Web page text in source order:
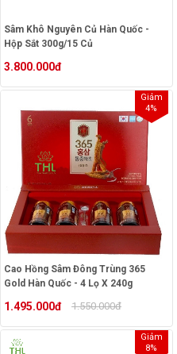
Sâm Khô Nguyên Củ Hàn Quốc -
Hộp Sắt 300g/15 Củ
3.800.000đ
Giảm
4%
Cao Hồng Sâm Đông Trùng 365
Gold Hàn Quốc - 4 Lọ X 240g
1.495.000đ 1.550.000đ
Giảm
8%